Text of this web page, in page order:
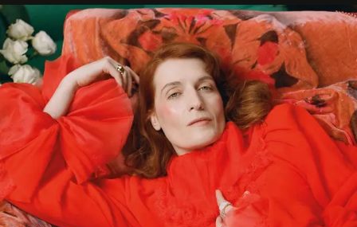
importa si no lo entienden’”, confiesa.